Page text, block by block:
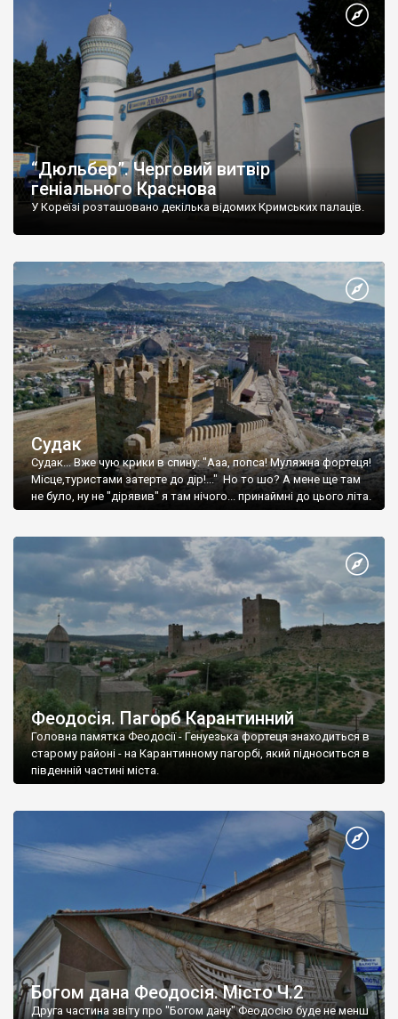
“Дюльбер”. Черговий витвір
геніального Краснова
У Кореїзі розташовано декілька відомих Кримських палаців.
Судак
Судак... Вже чую крики в спину: "Ааа, попса! Муляжна фортеця!
Місце,туристами затерте до дір!..." Но то шо? А мене ще там
не було, ну не "дірявив" я там нічого... принаймні до цього літа.
Феодосія. Пагорб Карантинний
Головна памятка Феодосії - Генуезька фортеця знаходиться в
старому районі - на Карантинному пагорбі, який підноситься в
південній частині міста.
Богом дана Феодосія. Місто Ч.2
Друга частина звіту про "Богом дану" Феодосію буде не менш